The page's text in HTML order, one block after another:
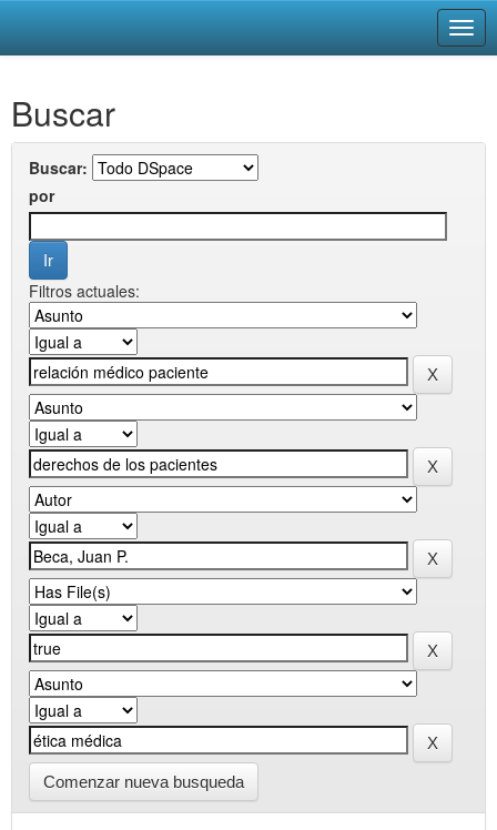
navigation
Buscar
Buscar:
por
Filtros actuales:
Comenzar nueva busqueda